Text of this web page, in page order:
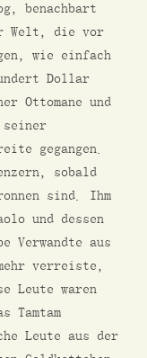
benachbart
Welt, die vor
wie einfach
Dollar
Ottomane und
gegangen.
sobald
sind. Ihm
und dessen
Verwandte aus
verreiste,
Leute waren
Tamtam
Leute aus der